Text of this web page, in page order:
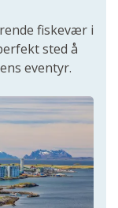
fiskevær i
sted å
eventyr.